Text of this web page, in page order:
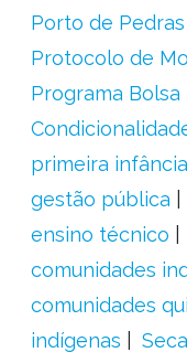
Porto de Pedras
Protocolo de
Programa Bolsa
primeira infância
gestão pública
ensino técnico
comunidades
comunidades
indígenas